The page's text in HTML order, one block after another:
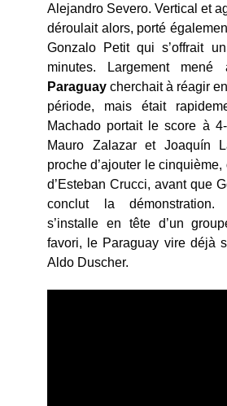
Alejandro Severo. Vertical et
déroulait alors, porté
Gonzalo Petit qui s’offrait
minutes. Largement
Paraguay cherchait à réagir
période, mais était
Machado portait le score à
Mauro Zalazar et Joaquín
proche d’ajouter le
d’Esteban Crucci, avant que
conclut la
s’installe en tête d’un
favori, le Paraguay vire déjà
Aldo Duscher.